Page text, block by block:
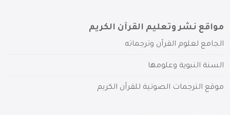
مواقع نشر وتعليم القرآن الكريم
الجامع لعلوم القرآن وترجماته
السنة النبوية وعلومها
موقع الترجمات الصوتية للقرآن الكريم